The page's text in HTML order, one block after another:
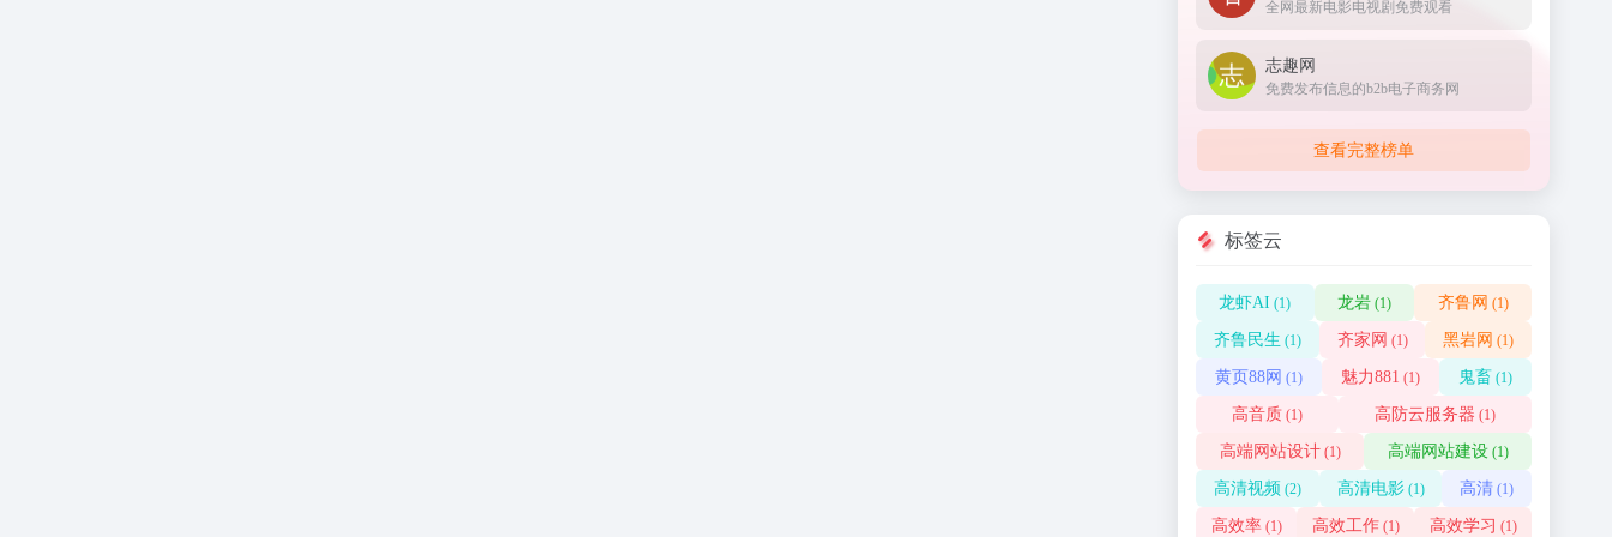
全网最新电影电视剧免费观看
志趣网
免费发布信息的b2b电子商务网
查看完整榜单
标签云
龙虾AI (1) 龙岩 (1) 齐鲁网 (1)
齐鲁民生 (1) 齐家网 (1) 黑岩网 (1)
黄页88网 (1) 魅力881 (1) 鬼畜 (1)
高音质 (1) 高防云服务器 (1)
高端网站设计(1) 高端网站建设(1)
高清视频 (2) 高清电影(1) 高清 (1)
高效率(1) 高效工作(1) 高效学习 (1)